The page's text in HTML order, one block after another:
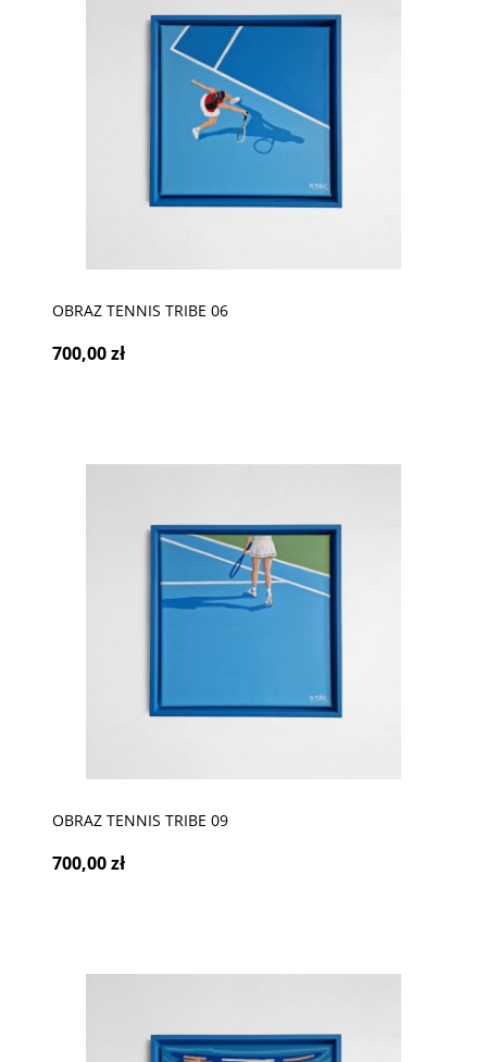
OBRAZ TENNIS TRIBE 06
700,00 zł
OBRAZ TENNIS TRIBE 09
700,00 zł